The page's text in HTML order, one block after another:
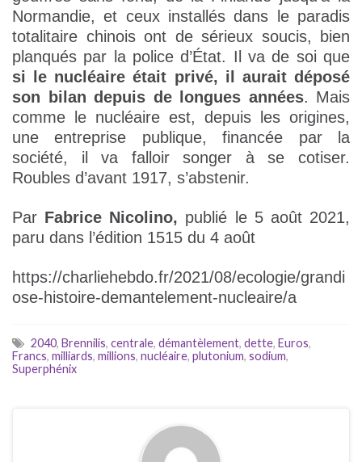
Normandie, et ceux installés dans le paradis
totalitaire chinois ont de sérieux soucis, bien
planqués par la police d’État. Il va de soi que
si le nucléaire était privé, il aurait déposé
son bilan depuis de longues années. Mais
comme le nucléaire est, depuis les origines,
une entreprise publique, financée par la
société, il va falloir songer à se cotiser.
Roubles d’avant 1917, s’abstenir.
Par Fabrice Nicolino, publié le 5 août 2021,
paru dans l’édition 1515 du 4 août
https://charliehebdo.fr/2021/08/ecologie/grandi
ose-histoire-demantelement-nucleaire/a
2040, Brennilis, centrale, démantèlement, dette, Euros,
Francs, milliards, millions, nucléaire, plutonium, sodium,
Superphénix